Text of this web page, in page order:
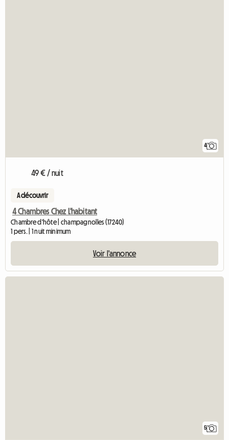
4
49 € / nuit
A découvrir
4 Chambres Chez L'habitant
Chambre d'hôte | champagnolles (17240)
1 pers. | 1 nuit minimum
Voir l'annonce
5